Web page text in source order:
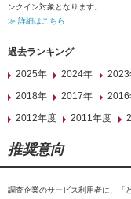
ンクイン対象となります。
≫ 詳細はこちら
過去ランキング
2025年
2024年 2023
2018年
2017年 2016
2012年度
2011年度
推奨意向
調査企業のサービス利用者に、「